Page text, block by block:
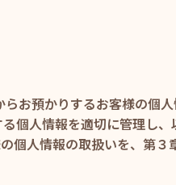
預かりするお客様の個
個人情報を適切に管理し、
人情報の取扱いを、第